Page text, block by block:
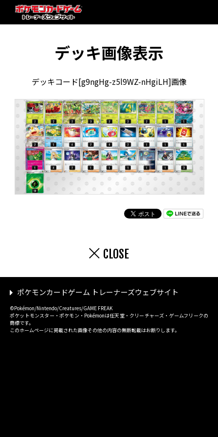
デッキ画像表示
デッキコード[g9ngHg-z5l9WZ-nHgiLH]画像
CLOSE
ポケモンカードゲーム トレーナーズウェブサイト
©Pokémon/Nintendo/Creatures/GAME FREAK
ポケットモンスター・ポケモン・Pokémonは任天堂・クリーチャーズ・ゲームフリークの
商標です。
このホームページに掲載された画像その他の内容の無断転載はお断りします。